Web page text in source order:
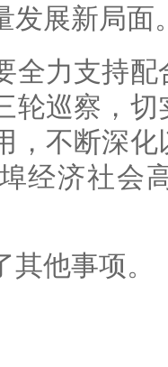
发展新局面
力支持配
轮巡察，
，不断深
经济社会
他事项。